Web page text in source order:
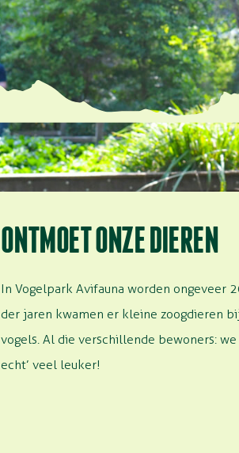
ONTMOET ONZE DIEREN
In Vogelpark Avifauna worden ongeveer
der jaren kwamen er kleine zoogdieren
vogels. Al die verschillende bewoners:
echt’ veel leuker!